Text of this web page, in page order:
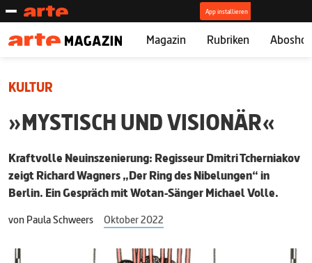
Magazin Rubriken
KULTUR
»MYSTISCH UND VISIONÄR«
Kraftvolle Neuinszenierung: Regisseur Dmitri Tcherniakov
zeigt Richard Wagners „Der Ring des Nibelungen“ in
Berlin. Ein Gespräch mit Wotan-Sänger Michael Volle.
vonPaula Schweers Oktober 2022